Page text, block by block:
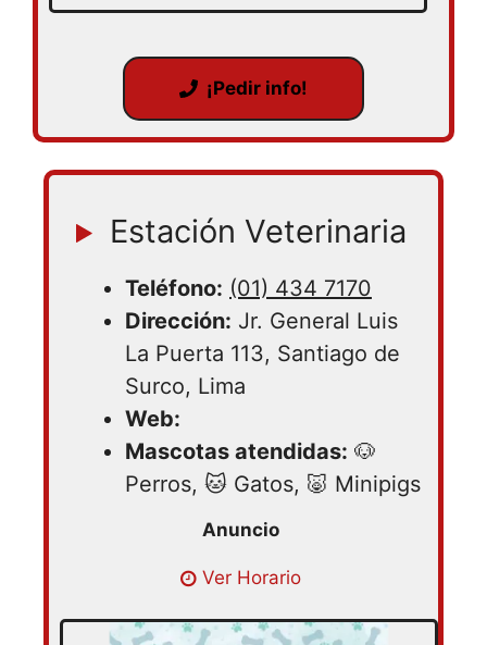
¡Pedir info!
Estación Veterinaria
Teléfono: (01) 434 7170
Dirección: Jr. General Luis
La Puerta 113, Santiago de
Surco, Lima
Web:
Mascotas atendidas: 🐶
Perros, 🐱 Gatos, 🐷 Minipigs
Lunes 10:00 – 19:00 | Martes 10:00 –
10:00 – 19:00 | Viernes 10:00 – 19:00 |
Ver Horario